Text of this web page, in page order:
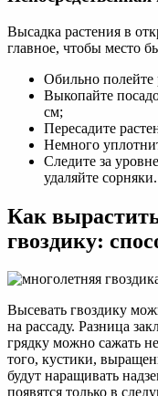
Высадка растения в
главное, чтобы место
Обильно полейте
Выкопайте
см;
Пересадите
Немного
Следите за
удаляйте сорняки.
Как
гвоздику:
Высевать гвоздику
на рассаду. Разница
грядку можно сажать
того, кустики,
будут наращивать
появятся только в